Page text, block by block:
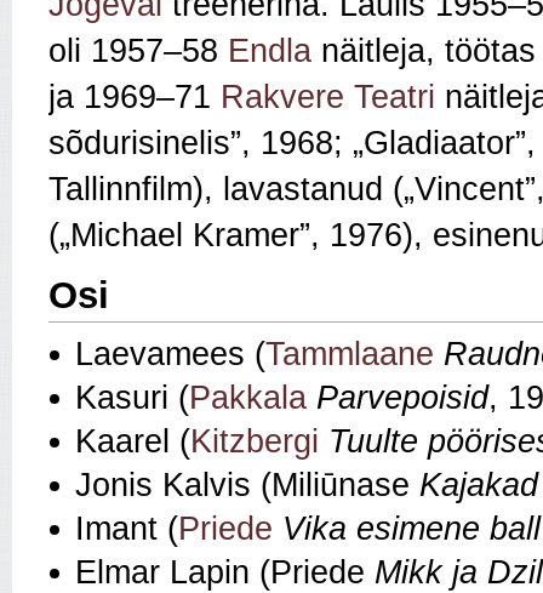
oli 1957–58 Endla näitleja,
ja 1969–71 Rakvere Teatri
sõdurisinelis”, 1968;
Tallinnfilm), lavastanud
(„Michael Kramer”, 1976),
Osi
Laevamees (Tammlaane
Kasuri (Pakkala Parvepoisid,
Kaarel (Kitzbergi Tuulte
Jonis Kalvis (Miliūnase
Imant (Priede Vika esimene ball
Elmar Lapin (Priede Mikk ja